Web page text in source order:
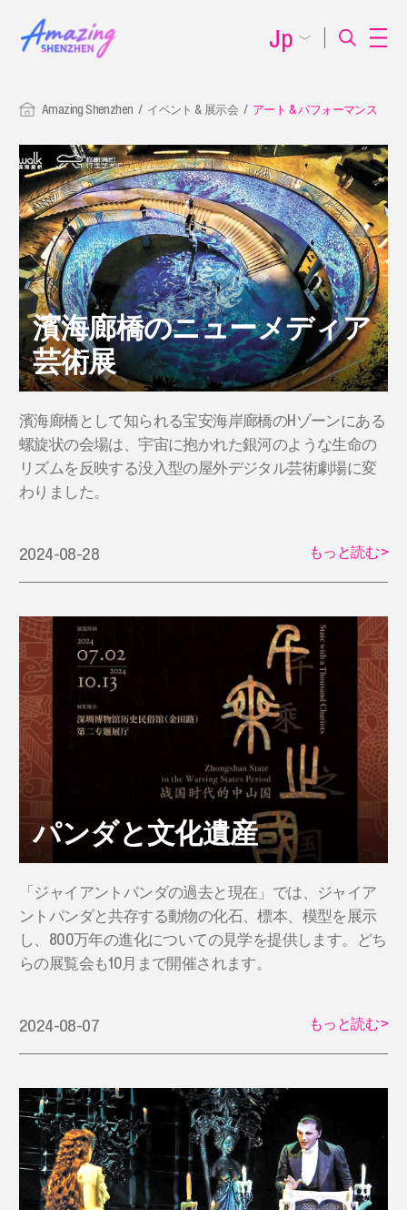
Amazing Shenzhen イベント & 展示会 アート & パフォーマンス
濱海廊橋のニューメディア
芸術展
濱海廊橋として知られる宝安海岸廊橋のHゾーンにある
螺旋状の会場は、宇宙に抱かれた銀河のような生命の
リズムを反映する没入型の屋外デジタル芸術劇場に変
わりました。
2024-08-28 もっと読む>
パンダと文化遺産
「ジャイアントパンダの過去と現在」では、ジャイア
ントパンダと共存する動物の化石、標本、模型を展示
し、800万年の進化についての見学を提供します。どち
らの展覧会も10月まで開催されます。
2024-08-07 もっと読む>
Jp